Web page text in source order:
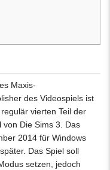
Maxis-
des Videospiels ist
vierten Teil der
von Die Sims 3. Das
2014 für Windows
Das Spiel soll
setzen, jedoch